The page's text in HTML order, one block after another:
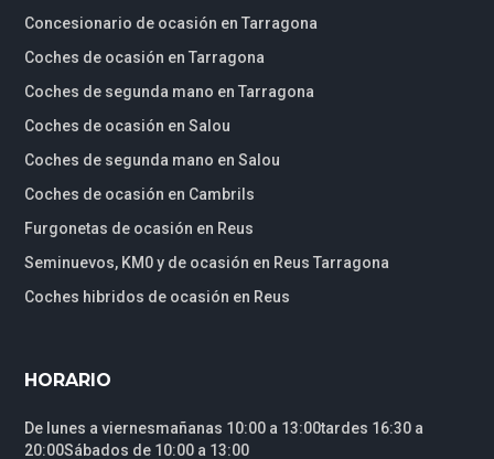
Concesionario de ocasión en Tarragona
Coches de ocasión en Tarragona
Coches de segunda mano en Tarragona
Coches de ocasión en Salou
Coches de segunda mano en Salou
Coches de ocasión en Cambrils
Furgonetas de ocasión en Reus
Seminuevos, KM0 y de ocasión en Reus Tarragona
Coches hibridos de ocasión en Reus
HORARIO
De lunes a viernesmañanas 10:00 a 13:00tardes 16:30 a
20:00Sábados de 10:00 a 13:00